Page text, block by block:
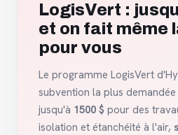
LogisVert :
et on fait même
pour vous
Le programme LogisVert
subvention la plus
jusqu'à 1500 $ pour des
isolation et étanchéité à l'air,